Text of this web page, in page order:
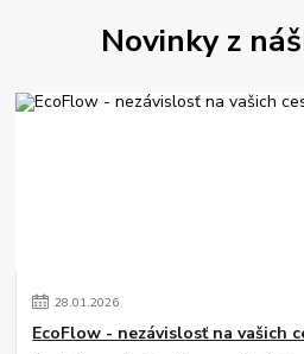
Novinky z
28.01.2026
EcoFlow - nezávislosť na vašich